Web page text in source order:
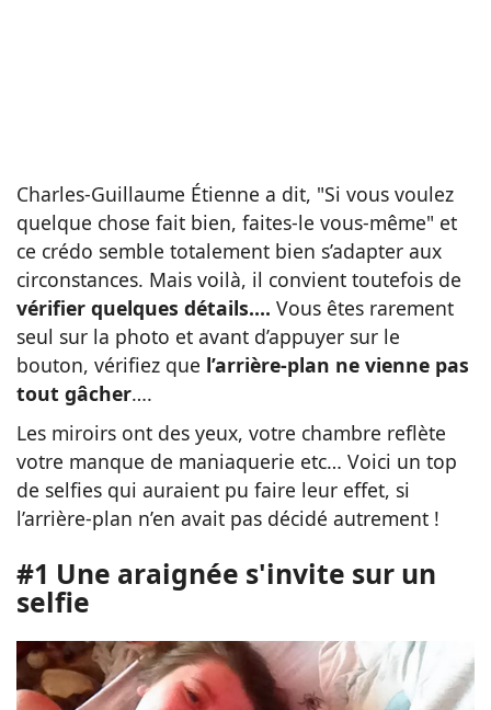
Charles-Guillaume Étienne a dit, "Si vous voulez
quelque chose fait bien, faites-le vous-même" et
ce crédo semble totalement bien s’adapter aux
circonstances. Mais voilà, il convient toutefois de
vérifier quelques détails…. Vous êtes rarement
seul sur la photo et avant d’appuyer sur le
bouton, vérifiez que l’arrière-plan ne vienne pas
tout gâcher….
Les miroirs ont des yeux, votre chambre reflète
votre manque de maniaquerie etc… Voici un top
de selfies qui auraient pu faire leur effet, si
l’arrière-plan n’en avait pas décidé autrement !
#1 Une araignée s'invite sur un
selfie